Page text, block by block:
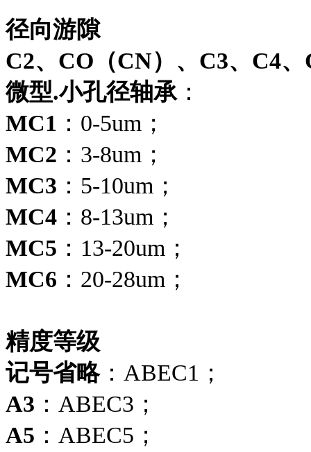
径向游隙
C2、CO（CN）、C3、C4、
微型.小孔径轴承：
MC1 ：0-5um；
MC2 ：3-8um；
MC3 ：5-10um；
MC4 ：8-13um；
MC5 ：13-20um；
MC6 ：20-28um；
精度等级
记号省略：ABEC1；
A3 ：ABEC3；
A5 ：ABEC5；